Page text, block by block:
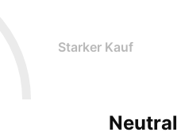
Starker Kauf
Neutral